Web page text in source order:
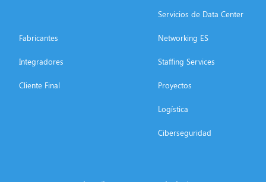
Fabricantes
Integradores
Cliente Final
Servicios de Data Center
Networking ES
Staffing Services
Proyectos
Logística
Ciberseguridad